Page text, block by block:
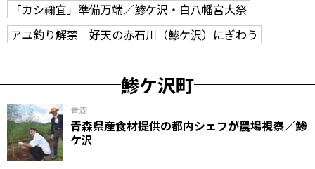
「カシ禰宜」準備万端／鯵ケ沢・白八幡宮大祭
アユ釣り解禁 好天の赤石川（鯵ケ沢）にぎわう
鯵ケ沢町
青森
青森県産食材提供の都内シェフが農場視察／鯵
ケ沢